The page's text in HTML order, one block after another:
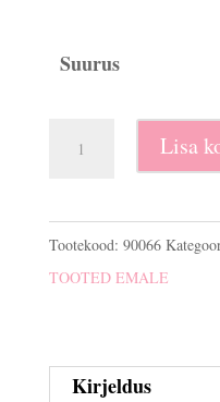
Suurus
Lisa
Tootekood: 90066
TOOTED EMALE
Kirjeldus